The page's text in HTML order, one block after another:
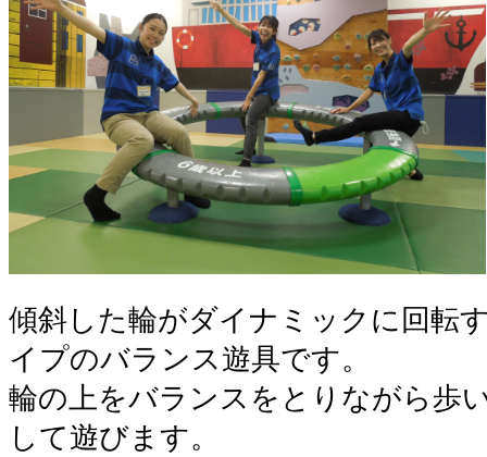
傾斜した輪がダイナミックに回転
イプのバランス遊具です。
輪の上をバランスをとりながら歩
して遊びます。